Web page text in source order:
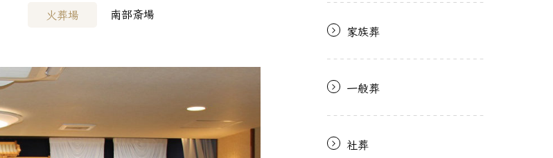
火葬場 南部斎場
家族葬
一般葬
社葬